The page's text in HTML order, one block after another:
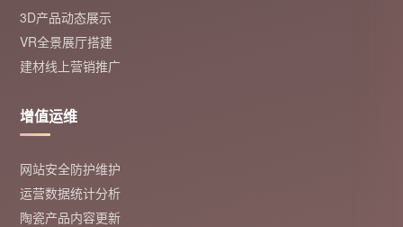
3D产品动态展示
VR全景展厅搭建
建材线上营销推广
增值运维
网站安全防护维护
运营数据统计分析
陶瓷产品内容更新